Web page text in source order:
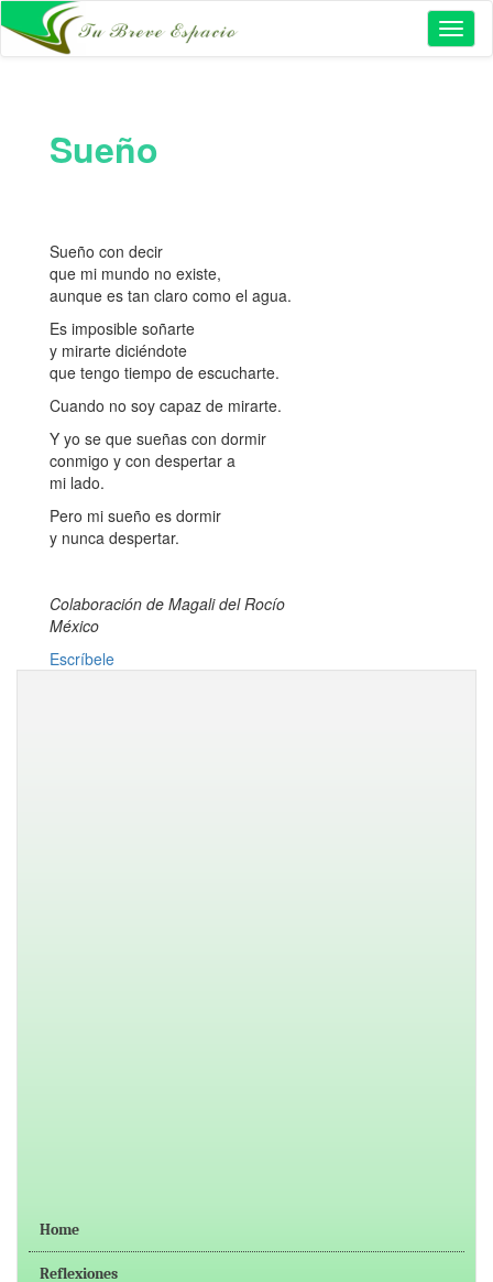
Sueño
Sueño con decir
que mi mundo no existe,
aunque es tan claro como el agua.
Es imposible soñarte
y mirarte diciéndote
que tengo tiempo de escucharte.
Cuando no soy capaz de mirarte.
Y yo se que sueñas con dormir
conmigo y con despertar a
mi lado.
Pero mi sueño es dormir
y nunca despertar.
Colaboración de Magali del Rocío
México
Escríbele
Home
Reflexiones